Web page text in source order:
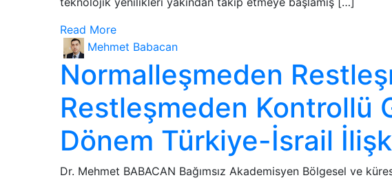
Read More
Mehmet Babacan
Normalleşmeden
Restleşmeden Kontrollü
Dönem Türkiye-İsrail
Dr. Mehmet BABACAN Bağımsız Akademisyen Bölgesel ve